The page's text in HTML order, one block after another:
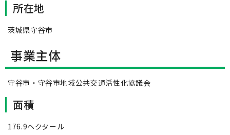
所在地
茨城県守谷市
事業主体
守谷市・守谷市地域公共交通活性化協議会
面積
176.9ヘクタール